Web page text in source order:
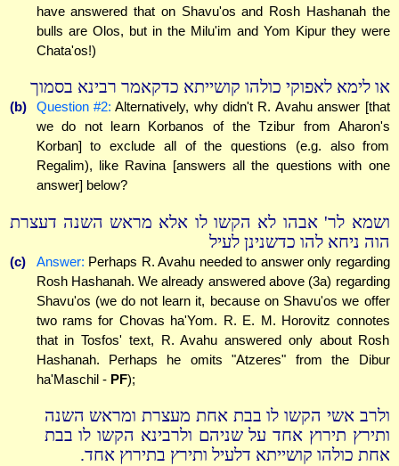
have answered that on Shavu'os and Rosh Hashanah the
bulls are Olos, but in the Milu'im and Yom Kipur they were
Chata'os!)
או לימא לאפוקי כולהו קושייתא כדקאמר רבינא בסמוך
(b) Question #2: Alternatively, why didn't R. Avahu answer [that
we do not learn Korbanos of the Tzibur from Aharon's
Korban] to exclude all of the questions (e.g. also from
Regalim), like Ravina [answers all the questions with one
answer] below?
ושמא לר' אבהו לא הקשו לו אלא מראש השנה דעצרת
הוה ניחא להו כדשנינן לעיל
(c) Answer: Perhaps R. Avahu needed to answer only regarding
Rosh Hashanah. We already answered above (3a) regarding
Shavu'os (we do not learn it, because on Shavu'os we offer
two rams for Chovas ha'Yom. R. E. M. Horovitz connotes
that in Tosfos' text, R. Avahu answered only about Rosh
Hashanah. Perhaps he omits "Atzeres" from the Dibur
ha'Maschil - PF);
ולרב אשי הקשו לו בבת אחת מעצרת ומראש השנה
ותירץ תירוץ אחד על שניהם ולרבינא הקשו לו בבת
אחת כולהו קושייתא דלעיל ותירץ בתירוץ אחד.